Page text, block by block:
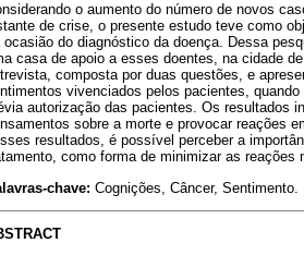
o aumento do número de novos
de crise, o presente estudo teve como
ocasião do diagnóstico da doença. Dessa
casa de apoio a esses doentes, na cidade
composta por duas questões, e
vivenciados pelos pacientes,
autorização das pacientes. Os resultados
sobre a morte e provocar reações
resultados, é possível perceber a
como forma de minimizar as reações
chave: Cognições, Câncer, Sentimento.